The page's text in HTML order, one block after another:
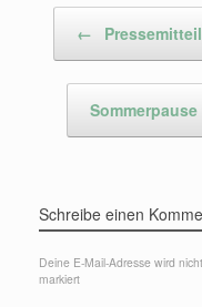
←
Sommerpause
Schreibe einen
Deine E-Mail-Adresse wird
markiert